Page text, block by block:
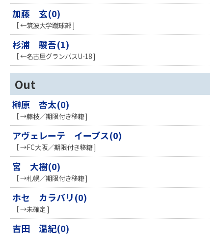
加藤 玄(0)
［ ←筑波大学蹴球部 ]
杉浦 駿吾(1)
［ ←名古屋グランパスU-18 ]
Out
榊原 杏太(0)
［ →藤枝／期限付き移籍 ]
アヴェレーテ イーブス(0)
［ →FC大阪／期限付き移籍 ]
宮 大樹(0)
［ →札幌／期限付き移籍 ]
ホセ カラバリ(0)
［ →未確定 ]
吉田 温紀(0)